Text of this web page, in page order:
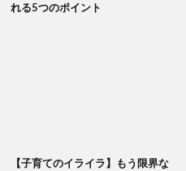
れる5つのポイント
【子育てのイライラ】もう限界な